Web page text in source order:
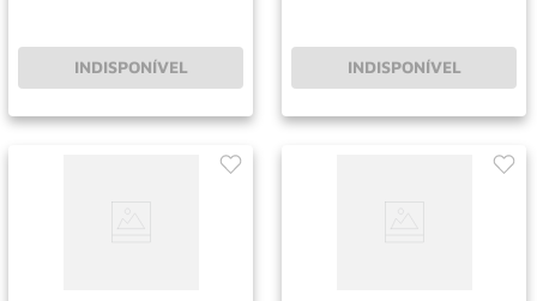
INDISPONÍVEL INDISPONÍVEL